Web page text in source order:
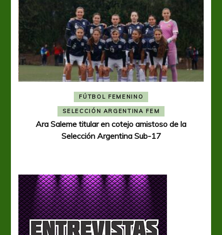
FÚTBOL FEMENINO
SELECCIÓN ARGENTINA FEM
Ara Saleme titular en cotejo amistoso de la
Selección Argentina Sub-17